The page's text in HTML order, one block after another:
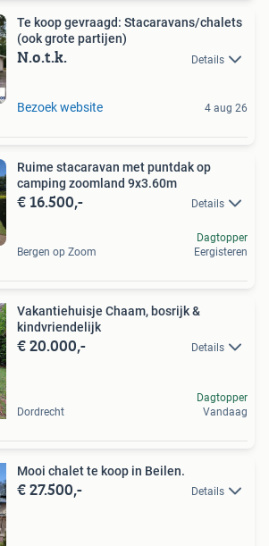
Te koop gevraagd: Stacaravans/chalets
(ook grote partijen)
N.o.t.k. Details
Bezoek website 4 aug 26
Ruime stacaravan met puntdak op
camping zoomland 9x3.60m
€ 16.500,- Details
Bergen op Zoom
Dagtopper
Eergisteren
Vakantiehuisje Chaam, bosrijk &
kindvriendelijk
€ 20.000,- Details
Dordrecht
Dagtopper
Vandaag
Mooi chalet te koop in Beilen.
€ 27.500,- Details